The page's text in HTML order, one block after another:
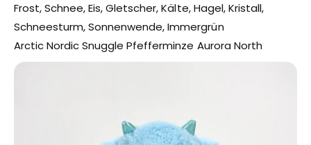
Frost, Schnee, Eis, Gletscher, Kälte, Hagel, Kristall,
Schneesturm, Sonnenwende, Immergrün
Arctic Nordic Snuggle Pfefferminze Aurora North